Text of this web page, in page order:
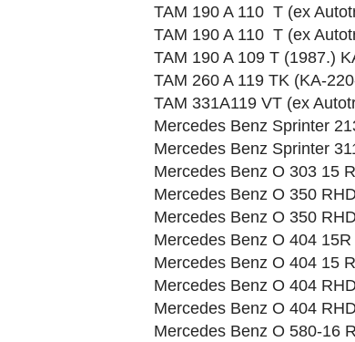
TAM 190 A 110 T (ex
TAM 190 A 110 T (ex
TAM 190 A 109 T (1987.)
TAM 260 A 119 TK (KA-
TAM 331A119 VT (ex
Mercedes Benz Sprinter
Mercedes Benz Sprinter
Mercedes Benz O 303 15
Mercedes Benz O 350
Mercedes Benz O 350
Mercedes Benz O 404
Mercedes Benz O 404 15
Mercedes Benz O 404
Mercedes Benz O 404
Mercedes Benz O 580-16